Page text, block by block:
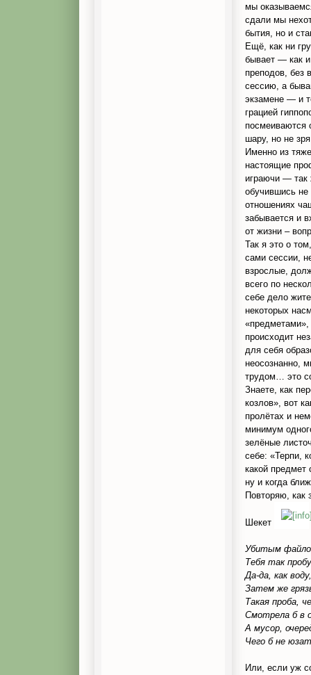
мы
сдали мы
бытия, но и
Ещё, как ни
бывает — как
преподов, без
сессию, а
экзамене — и
грацией
посмеиваются
шару, но не
Именно из
настоящие
играючи — так
обучившись не
отношениях
забывается и
от жизни –
Так я это о
сами сессии,
взрослые,
всего по
себе дело
некоторых
происходит
для себя
неосознанно,
трудом… это
Знаете, как
козлов», вот
пролётах и
минимум
зелёные
себе: «Терпи,
какой предмет
ну и когда
Повторяю, как
Шекет
Убитым
Тебя так
Да-да, как
Затем же
Такая проба,
Смотрела б в
А мусор,
Чего б не
Или, если уж